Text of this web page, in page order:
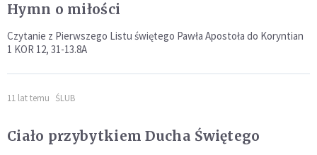
Hymn o miłości
Czytanie z Pierwszego Listu świętego Pawła Apostoła do Koryntian
1 KOR 12, 31-13.8A
11 lat temu ŚLUB
Ciało przybytkiem Ducha Świętego